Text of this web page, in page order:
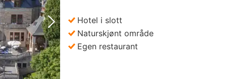
Neste bilde
Hotel i slott
Naturskjønt område
Egen restaurant